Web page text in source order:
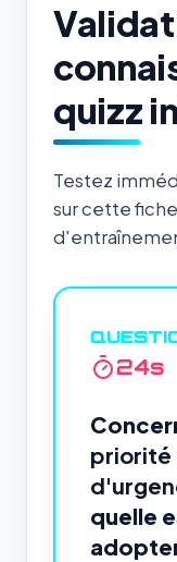
quizz
Testez
sur cette
24s
priorité
quelle